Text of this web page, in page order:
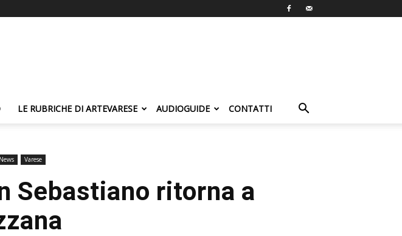
LE RUBRICHE DI ARTEVARESE AUDIOGUIDE CONTATTI
News Varese
Sebastiano ritorna a